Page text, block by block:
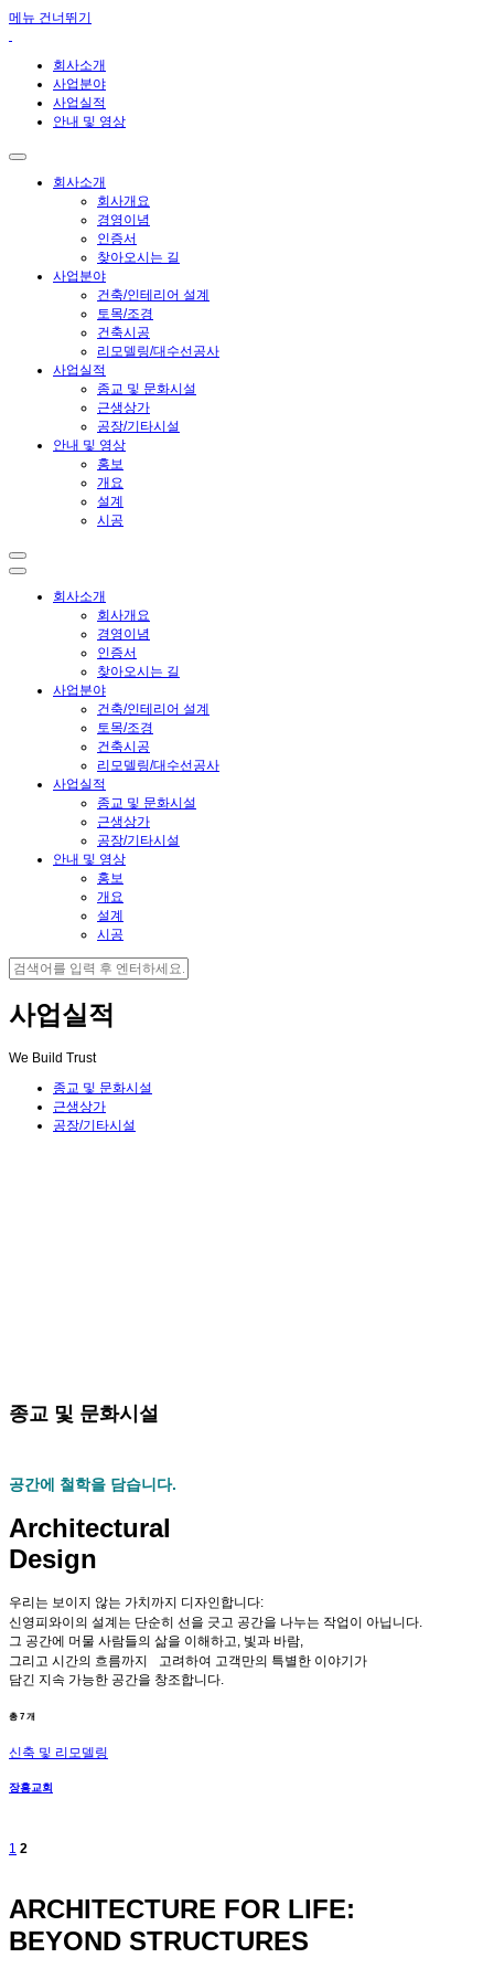
메뉴 건너뛰기
회사소개
사업분야
사업실적
안내 및 영상
회사소개
회사개요
경영이념
인증서
찾아오시는 길
사업분야
건축/인테리어 설계
토목/조경
건축시공
리모델링/대수선공사
사업실적
종교 및 문화시설
근생상가
공장/기타시설
안내 및 영상
홍보
개요
설계
시공
회사소개
회사개요
경영이념
인증서
찾아오시는 길
사업분야
건축/인테리어 설계
토목/조경
건축시공
리모델링/대수선공사
사업실적
종교 및 문화시설
근생상가
공장/기타시설
안내 및 영상
홍보
개요
설계
시공
사업실적
We Build Trust
종교 및 문화시설
근생상가
공장/기타시설
종교 및 문화시설
공간에 철학을 담습니다.
Architectural
Design
우리는 보이지 않는 가치까지 디자인합니다:
신영피와이의 설계는 단순히 선을 긋고 공간을 나누는 작업이 아닙니다.
그 공간에 머물 사람들의 삶을 이해하고, 빛과 바람,
그리고 시간의 흐름까지 고려하여 고객만의 특별한 이야기가
담긴 지속 가능한 공간을 창조합니다.
총 7 개
신축 및 리모델링
장흥교회
1 2
ARCHITECTURE FOR LIFE:
BEYOND STRUCTURES